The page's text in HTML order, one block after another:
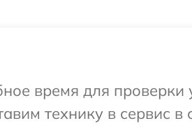
время для проверки
технику в сервис в